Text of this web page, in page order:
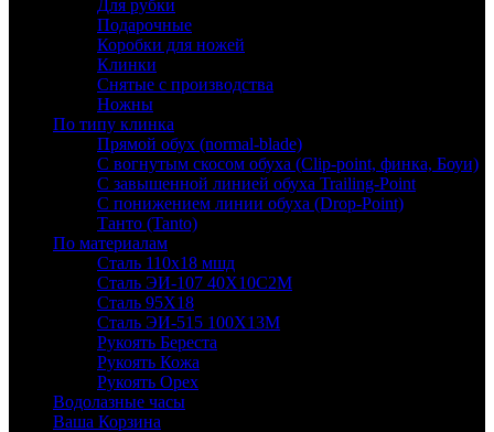
Для рубки
Подарочные
Коробки для ножей
Клинки
Снятые с производства
Ножны
По типу клинка
Прямой обух (normal-blade)
С вогнутым скосом обуха (Clip-point, финка, Боуи)
С завышенной линией обуха Trailing-Point
С понижением линии обуха (Drop-Point)
Танто (Tanto)
По материалам
Сталь 110х18 мшд
Сталь ЭИ-107 40Х10С2М
Сталь 95Х18
Сталь ЭИ-515 100Х13М
Рукоять Береста
Рукоять Кожа
Рукоять Орех
Водолазные часы
Ваша Корзина